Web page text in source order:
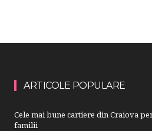
ARTICOLE POPULARE
Cele mai bune cartiere din Craiova
familii